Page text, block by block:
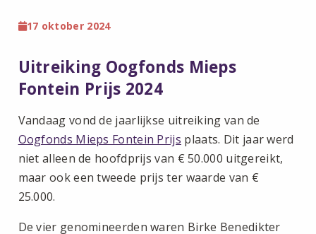
17 oktober 2024
Uitreiking Oogfonds Mieps
Fontein Prijs 2024
Vandaag vond de jaarlijkse uitreiking van de
Oogfonds Mieps Fontein Prijs plaats. Dit jaar werd
niet alleen de hoofdprijs van € 50.000 uitgereikt,
maar ook een tweede prijs ter waarde van €
25.000.
De vier genomineerden waren Birke Benedikter